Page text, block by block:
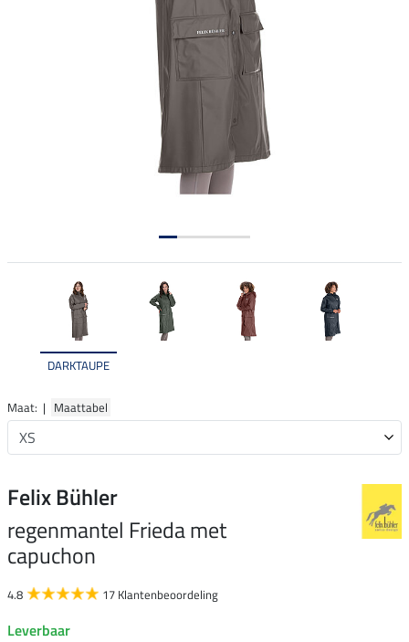
DARKTAUPE
Maat: | Maattabel
Felix Bühler
regenmantel Frieda met
capuchon
4.8 17 Klantenbeoordeling
Leverbaar